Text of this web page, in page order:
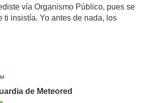
vía Organismo Público, pues se
ti insistía. Yo antes de nada, los
de Meteored